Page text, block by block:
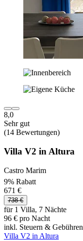
8,0
Sehr gut
(14 Bewertungen)
Villa V2 in Altura
Castro Marim
9% Rabatt
671 €
738 €
für 1 Villa, 7 Nächte
96 € pro Nacht
inkl. Steuern & Gebühren
Villa V2 in Altura